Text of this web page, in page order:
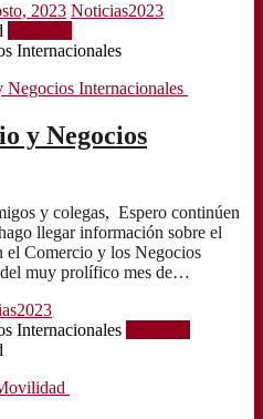
2023 Noticias2023
Internacionales
y Negocios
y colegas, Espero continúen
llegar información sobre el
el Comercio y los Negocios
del muy prolífico mes de…
Internacionales